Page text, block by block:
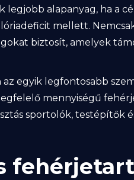
legjobb alapanyag, ha a
mellett.
biztosít, amelyek
az egyik legfontosabb
mennyiségű
sportolók, testépítők